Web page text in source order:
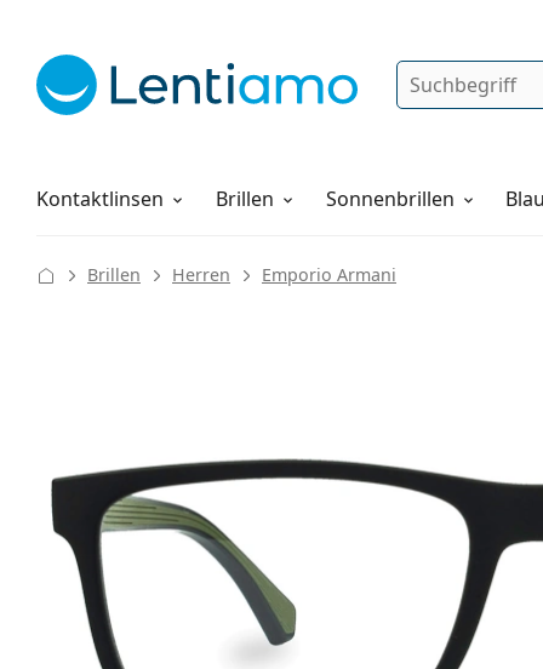
Suche
Kontaktlinsen
Pflegemittel Brillen Sonnenbrillen
Alles über den Einkauf
Brillen Herren Emporio Armani
134 mm
Brillenbreite
Glasbreite